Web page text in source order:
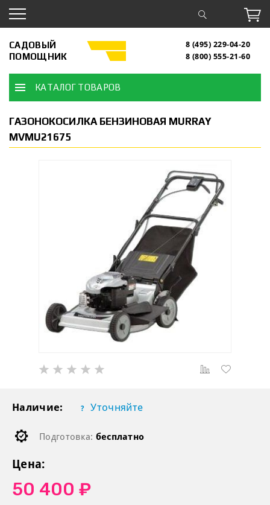
САДОВЫЙ
ПОМОЩНИК
8 (495) 229-04-20
8 (800) 555-21-60
КАТАЛОГ ТОВАРОВ
ГАЗОНОКОСИЛКА БЕНЗИНОВАЯ MURRAY
MVMU21675
Наличие: Уточняйте
Подготовка: бесплатно
Цена:
50 400 ₽